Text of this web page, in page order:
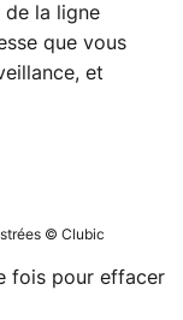
de la ligne
que vous
et
© Clubic
fois pour effacer